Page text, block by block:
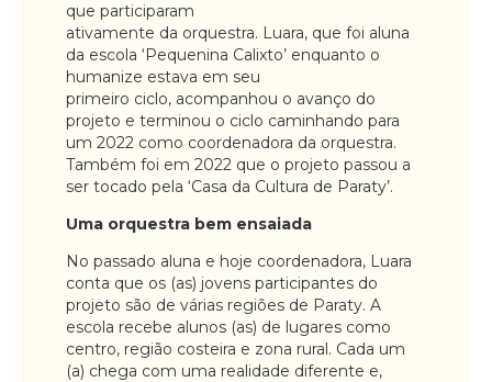
que participaram
ativamente da orquestra. Luara, que foi aluna
da escola ‘Pequenina Calixto’ enquanto o
humanize estava em seu
primeiro ciclo, acompanhou o avanço do
projeto e terminou o ciclo caminhando para
um 2022 como coordenadora da orquestra.
Também foi em 2022 que o projeto passou a
ser tocado pela ‘Casa da Cultura de Paraty’.
Uma orquestra bem ensaiada
No passado aluna e hoje coordenadora, Luara
conta que os (as) jovens participantes do
projeto são de várias regiões de Paraty. A
escola recebe alunos (as) de lugares como
centro, região costeira e zona rural. Cada um
(a) chega com uma realidade diferente e,